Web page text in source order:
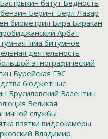
Бастрыкин батут Бедность
бензин Беринг Берл Лазар
биометрия Бира Биракан
Арбат
битумное
деятельность
этнографический
Бурейская ГЭС
бюджетные
Брусиловский Валентин
Великая
службы
взятки видеокамеры
Владимир